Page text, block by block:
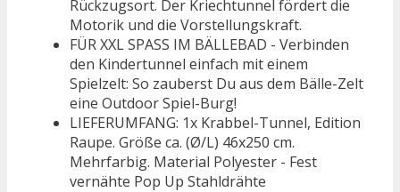
Rückzugsort. Der Kriechtunnel fördert die
Motorik und die Vorstellungskraft.
FÜR XXL SPASS IM BÄLLEBAD - Verbinden
den Kindertunnel einfach mit einem
Spielzelt: So zauberst Du aus dem Bälle-Zelt
eine Outdoor Spiel-Burg!
LIEFERUMFANG: 1x Krabbel-Tunnel, Edition
Raupe. Größe ca. (Ø/L) 46x250 cm.
Mehrfarbig. Material Polyester - Fest
vernähte Pop Up Stahldrähte